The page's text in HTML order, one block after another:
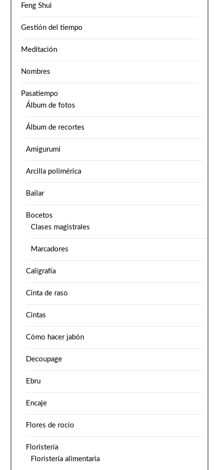
Feng Shui
Gestión del tiempo
Meditación
Nombres
Pasatiempo
Álbum de fotos
Álbum de recortes
Amigurumi
Arcilla polimérica
Bailar
Bocetos
Clases magistrales
Marcadores
Caligrafía
Cinta de raso
Cintas
Cómo hacer jabón
Decoupage
Ebru
Encaje
Flores de rocío
Floristería
Floristería alimentaria